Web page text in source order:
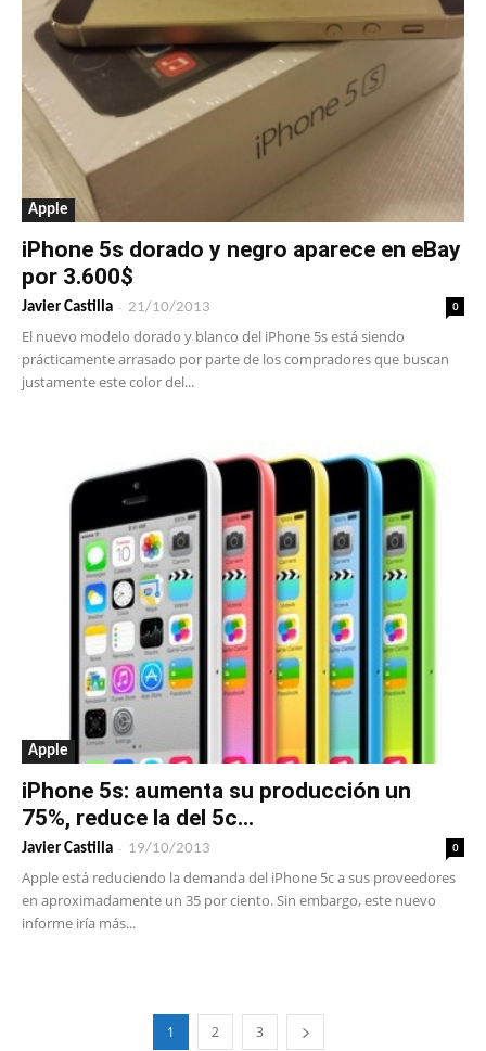
Apple
iPhone 5s dorado y negro aparece en eBay
por 3.600$
Javier Castilla - 21/10/2013 0
El nuevo modelo dorado y blanco del iPhone 5s está siendo
prácticamente arrasado por parte de los compradores que buscan
justamente este color del...
Apple
iPhone 5s: aumenta su producción un
75%, reduce la del 5c...
Javier Castilla - 19/10/2013 0
Apple está reduciendo la demanda del iPhone 5c a sus proveedores
en aproximadamente un 35 por ciento. Sin embargo, este nuevo
informe iría más...
1 2 3